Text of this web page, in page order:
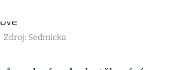
Zdroj: Sedmicka